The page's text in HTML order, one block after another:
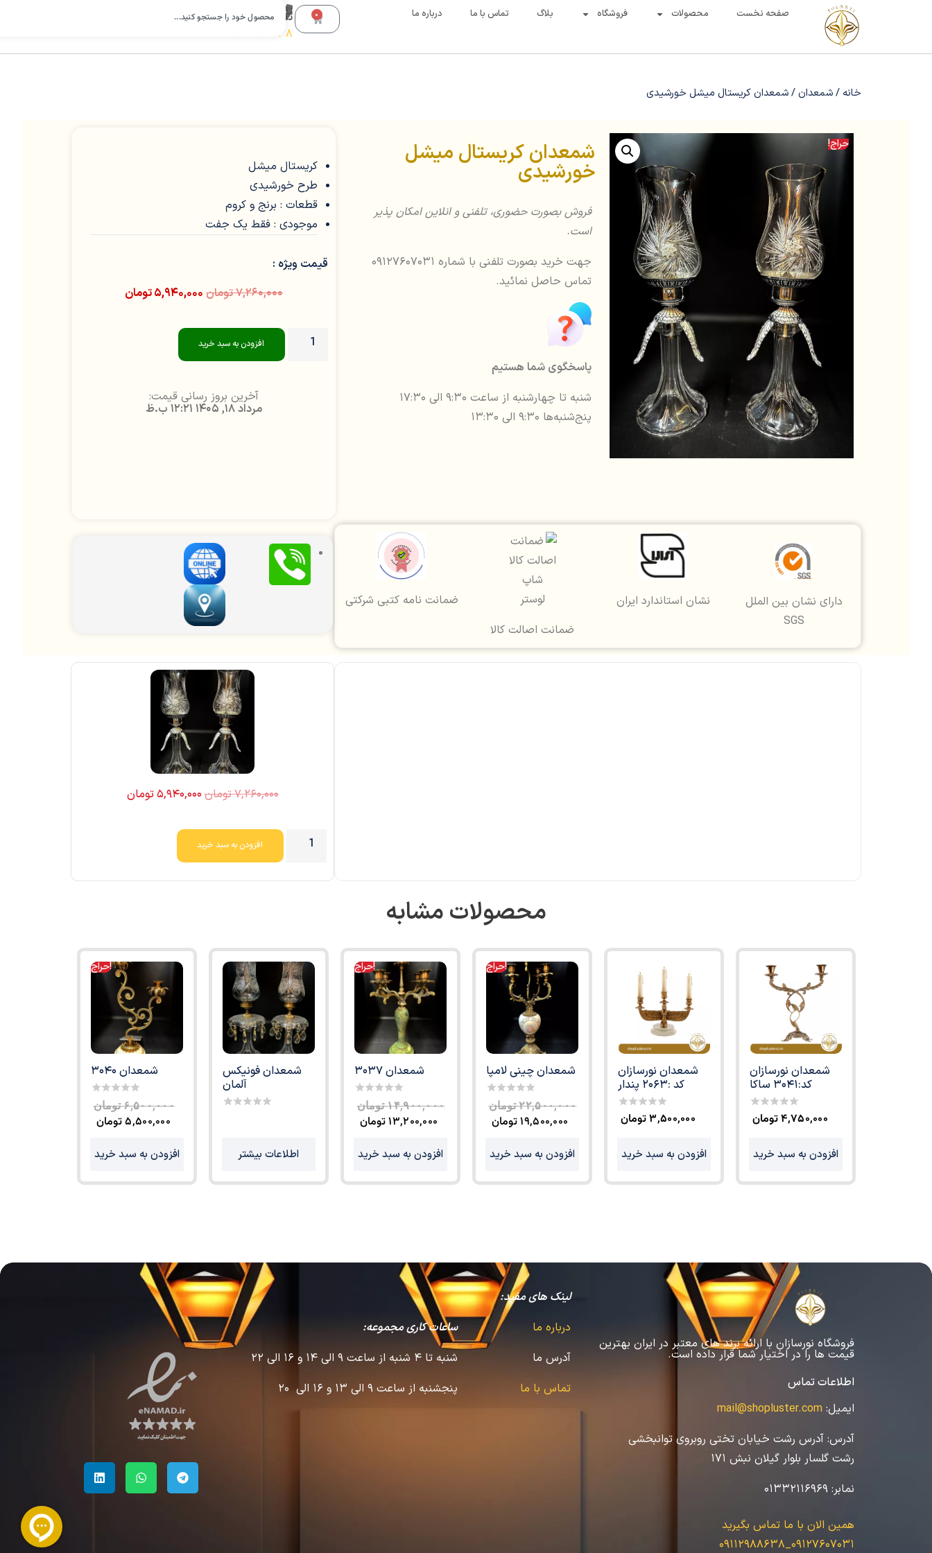
صفحه نخست محصولات فروشگاه بلاگ تماس با ما درباره ما 0 تلفن
تماس:
09112988638
خانه /شمعدان/ شمعدان کریستال میشل خورشیدی
حراج! شمعدان کریستال میشل
خورشیدی
فروش بصورت حضوری، تلفنی و انلاین امکان پذیر
است.
جهت خرید بصورت تلفنی با شماره 09127607031
تماس حاصل نمائید.
پاسخگوی شما هستیم
شنبه تا چهارشنبه از ساعت ۹:۳۰ الی ۱۷:۳۰
پنج‌شنبه‌ها ۹:۳۰ الی ۱۳:۳۰
کریستال میشل
طرح خورشیدی
قطعات : برنج و کروم
موجودی : فقط یک جفت
قیمت ویژه :
۷,۲۶۰,۰۰۰تومان ۵,۹۴۰,۰۰۰تومان
افزودن به سبد خرید
آخرین بروز رسانی قیمت:
مرداد 18, 1405 12:21 ب.ظ
دارای نشان بین الملل
SGS
نشان استاندارد ایران
ضمانت اصالت کالا
ضمانت نامه کتبی شرکتی
۷,۲۶۰,۰۰۰تومان۵,۹۴۰,۰۰۰تومان
افزودن به سبد خرید
محصولات مشابه
حراج!
شمعدان 3040
0
out
of
۶,۵۰۰,۰۰۰ تومان
۵,۵۰۰,۰۰۰تومان
افزودن به سبد خرید
شمعدان فونیکس
آلمان
اطلاعات بیشتر
حراج!
شمعدان 3037
0
out
of
۱۴,۹۰۰,۰۰۰ تومان
۱۳,۲۰۰,۰۰۰تومان
افزودن به سبد خرید
حراج!
شمعدان چینی لامپا
0
out
of
۲۲,۵۰۰,۰۰۰ تومان
۱۹,۵۰۰,۰۰۰تومان
افزودن به سبد خرید
شمعدان نورسازان
کد :2063 پندار
0
۳,۵۰۰,۰۰۰تومان
افزودن به سبد خرید
شمعدان نورسازان
کد:3041 ساکا
0
۴,۷۵۰,۰۰۰تومان
افزودن به سبد خرید
فروشگاه نورسازان با ارائه برند های معتبر در ایران بهترین
قیمت ها را در اختیار شما قرار داده است.
اطلاعات تماس
ایمیل: mail@shopluster.com
آدرس: آدرس رشت خیابان تختی روبروی توانبخشی
رشت گلسار بلوار گیلان نبش 171
نمابر:
همین الان با ما تماس بگیرید
09127607031_09112988638
لینک های مفید:
درباره ما
آدرس ما
تماس با ما
ساعات کاری مجموعه:
شنبه تا 4 شنبه از ساعت 9 الی 14 و 16 الی 22
پنجشنبه از ساعت 9 الی 13 و 16 الی 20